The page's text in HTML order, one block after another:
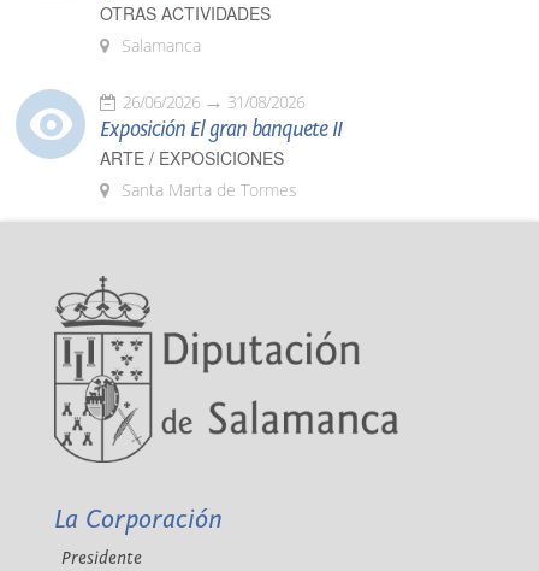
OTRAS ACTIVIDADES
Salamanca
26/06/2026 31/08/2026
Exposición El gran banquete II
ARTE / EXPOSICIONES
Santa Marta de Tormes
La Corporación
Presidente